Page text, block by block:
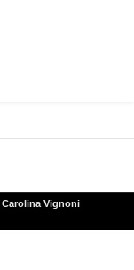
Carolina Vignoni